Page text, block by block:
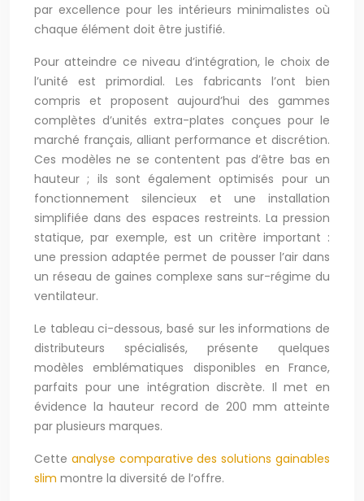
par excellence pour les intérieurs minimalistes où
chaque élément doit être justifié.
Pour atteindre ce niveau d’intégration, le choix de
l’unité est primordial. Les fabricants l’ont bien
compris et proposent aujourd’hui des gammes
complètes d’unités extra-plates conçues pour le
marché français, alliant performance et discrétion.
Ces modèles ne se contentent pas d’être bas en
hauteur ; ils sont également optimisés pour un
fonctionnement silencieux et une installation
simplifiée dans des espaces restreints. La pression
statique, par exemple, est un critère important :
une pression adaptée permet de pousser l’air dans
un réseau de gaines complexe sans sur-régime du
ventilateur.
Le tableau ci-dessous, basé sur les informations de
distributeurs spécialisés, présente quelques
modèles emblématiques disponibles en France,
parfaits pour une intégration discrète. Il met en
évidence la hauteur record de 200 mm atteinte
par plusieurs marques.
Cette analyse comparative des solutions gainables
slim montre la diversité de l’offre.